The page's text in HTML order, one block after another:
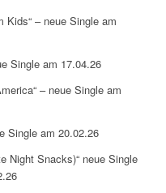
Kids“ – neue Single am
Single am 17.04.26
– neue Single am
Single am 20.02.26
Night Snacks)“ neue Single